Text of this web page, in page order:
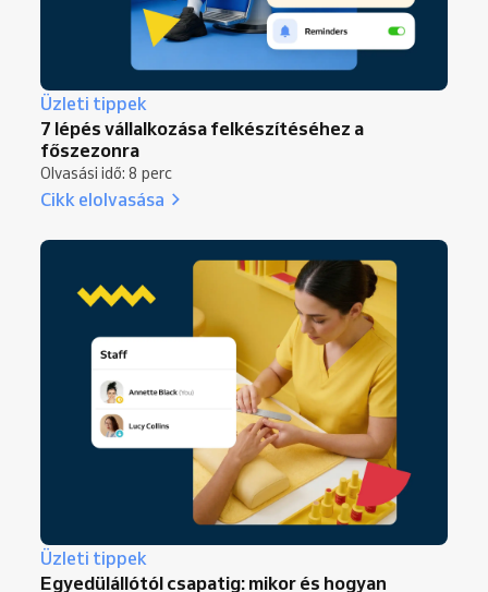
Üzleti tippek
7 lépés vállalkozása felkészítéséhez a
főszezonra
Olvasási idő: 8 perc
Cikk elolvasása
Üzleti tippek
Egyedülállótól csapatig: mikor és hogyan